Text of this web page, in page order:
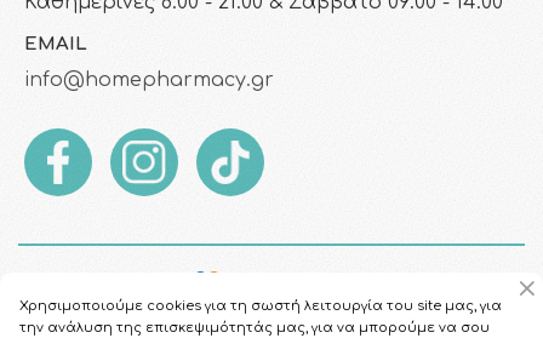
EMAIL
info@homepharmacy.gr
Χρησιμοποιούμε cookies για τη σωστή λειτουργία του site μας, για
την ανάλυση της επισκεψιμότητάς μας, για να μπορούμε να σου